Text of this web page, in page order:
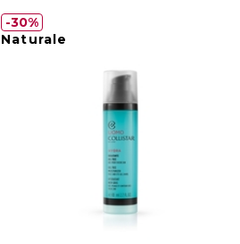
Naturale
30%